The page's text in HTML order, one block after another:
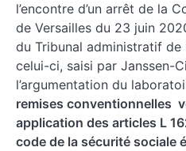
l’encontre d’un arrêt de la
de Versailles du 23 juin
du Tribunal administratif
celui-ci, saisi par Janssen-
l’argumentation du
remises conventionnelles
application des articles L
code de la sécurité sociale